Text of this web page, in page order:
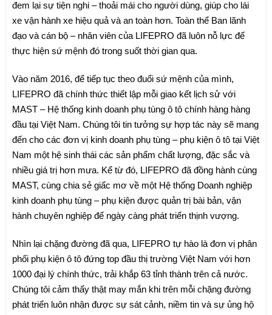
đem lại sự tiện nghi – thoải mái cho người dùng, giúp cho lái
xe vận hành xe hiệu quả và an toàn hơn. Toàn thể Ban lãnh
đạo và cán bộ – nhân viên của LIFEPRO đã luôn nỗ lực để
thực hiện sứ mệnh đó trong suốt thời gian qua.
Vào năm 2016, để tiếp tục theo đuổi sứ mệnh của mình,
LIFEPRO đã chính thức thiết lập mỗi giao kết lịch sử với
MAST – Hệ thống kinh doanh phụ tùng ô tô chính hàng hàng
đầu tại Việt Nam. Chúng tôi tin tưởng sự hợp tác này sẽ mang
đến cho các đơn vị kinh doanh phụ tùng – phụ kiện ô tô tại Việt
Nam một hệ sinh thái các sản phẩm chất lượng, đặc sắc và
nhiều giá trị hơn mưa. Kể từ đó, LIFEPRO đã đồng hành cùng
MAST, cùng chia sẻ giấc mơ về một Hệ thống Doanh nghiệp
kinh doanh phụ tùng – phụ kiện được quản trị bài bản, vận
hành chuyên nghiệp để ngày càng phát triển thịnh vượng.
Nhìn lại chặng đường đã qua, LIFEPRO tự hào là đơn vị phân
phối phụ kiện ô tô đứng top đầu thị trường Việt Nam với hơn
1000 đại lý chính thức, trải khắp 63 tỉnh thành trên cả nước.
Chúng tôi cảm thấy thật may mắn khi trên mỗi chặng đường
phát triển luôn nhận được sự sát cảnh, niềm tin và sự ủng hộ